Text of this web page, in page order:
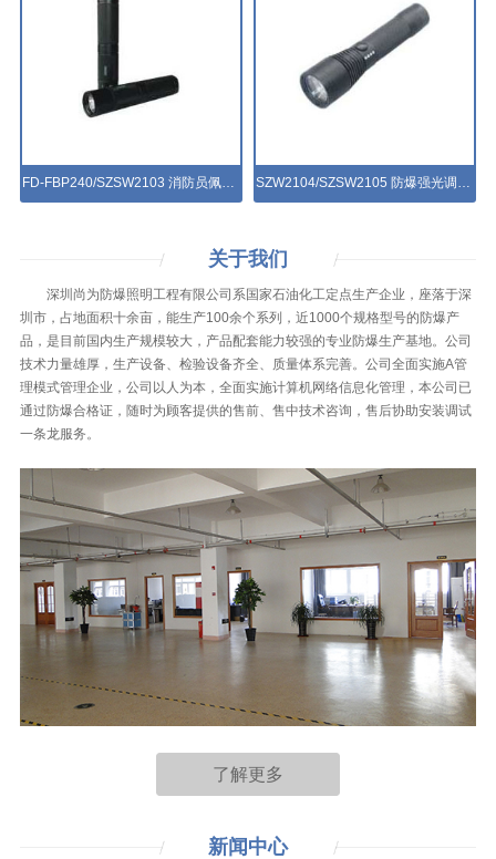
FD-FBP240/SZSW2103 消防员佩戴式防爆照明灯具 SZW2104/SZSW2105 防爆强光调光电筒
关于我们
深圳尚为防爆照明工程有限公司系国家石油化工定点生产企业，座落于深
圳市，占地面积十余亩，能生产100余个系列，近1000个规格型号的防爆产
品，是目前国内生产规模较大，产品配套能力较强的专业防爆生产基地。公司
技术力量雄厚，生产设备、检验设备齐全、质量体系完善。公司全面实施A管
理模式管理企业，公司以人为本，全面实施计算机网络信息化管理，本公司已
通过防爆合格证，随时为顾客提供的售前、售中技术咨询，售后协助安装调试
一条龙服务。
了解更多
新闻 中心